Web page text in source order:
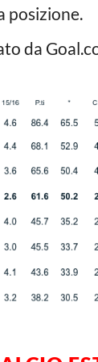
posizione.
da